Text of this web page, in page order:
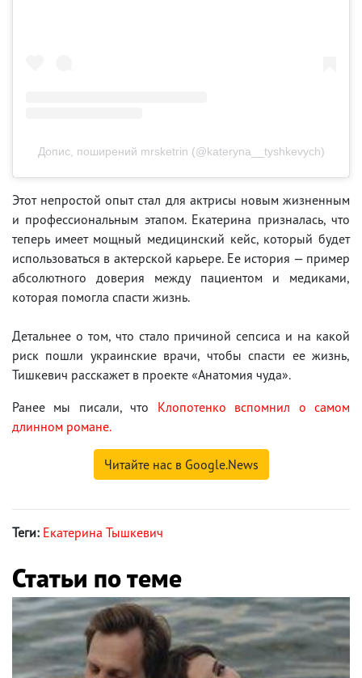
Допис, поширений mrsketrin (@kateryna__tyshkevych)
Этот непростой опыт стал для актрисы новым жизненным
и профессиональным этапом. Екатерина призналась, что
теперь имеет мощный медицинский кейс, который будет
использоваться в актерской карьере. Ее история — пример
абсолютного доверия между пациентом и медиками,
которая помогла спасти жизнь.
Детальнее о том, что стало причиной сепсиса и на какой
риск пошли украинские врачи, чтобы спасти ее жизнь,
Тишкевич расскажет в проекте «Анатомия чуда».
Ранее мы писали, что Клопотенко вспомнил о самом
длинном романе.
Читайте нас в Google.News
Теги: Екатерина Тышкевич
Статьи по теме